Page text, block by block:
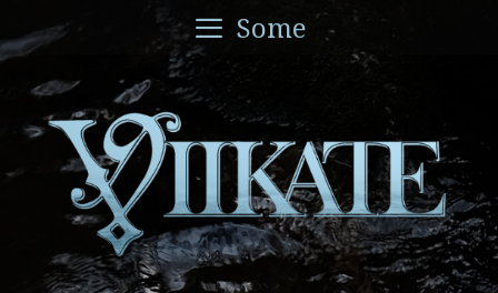
sisältöön
Some